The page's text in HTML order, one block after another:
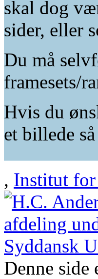
skal dog
sider, eller
Du må
framesets/
Hvis du
et billede
, Institut
Denne side